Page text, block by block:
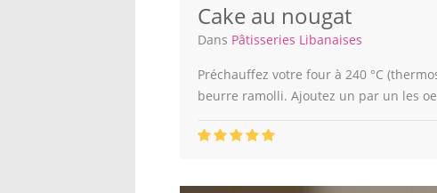
Cake au nougat
Dans Pâtisseries Libanaises
Préchauffez votre four à 240 °C
beurre ramolli. Ajoutez un par un les